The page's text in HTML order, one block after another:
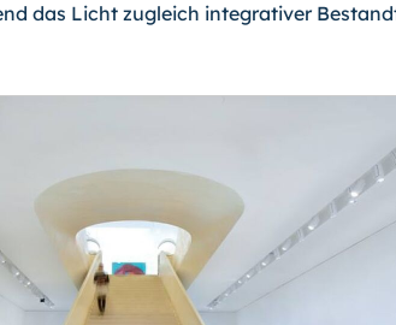
das Licht zugleich inte­grativer